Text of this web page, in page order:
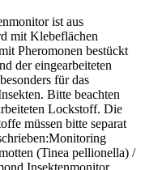
ist aus
mit Klebeflächen
Pheromonen bestückt
der eingearbeiteten
für das
Bitte beachten
Lockstoff. Die
müssen bitte separat
(Tinea pellionella) /
Insektenmonitor